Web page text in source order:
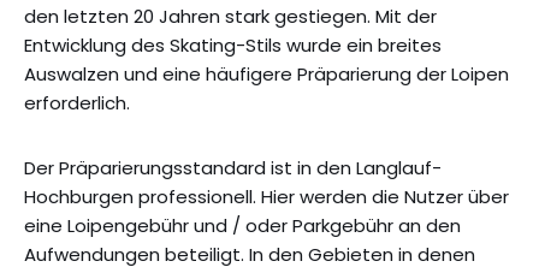
den letzten 20 Jahren stark gestiegen. Mit der
Entwicklung des Skating-Stils wurde ein breites
Auswalzen und eine häufigere Präparierung der Loipen
erforderlich.
Der Präparierungsstandard ist in den Langlauf-
Hochburgen professionell. Hier werden die Nutzer über
eine Loipengebühr und / oder Parkgebühr an den
Aufwendungen beteiligt. In den Gebieten in denen